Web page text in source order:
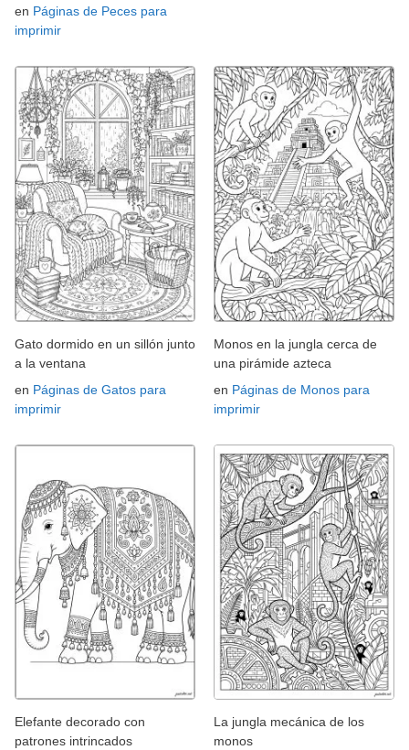
en Páginas de Peces para
imprimir
Gato dormido en un sillón junto
a la ventana
en Páginas de Gatos para
imprimir
Monos en la jungla cerca de
una pirámide azteca
en Páginas de Monos para
imprimir
Elefante decorado con
patrones intrincados
La jungla mecánica de los
monos